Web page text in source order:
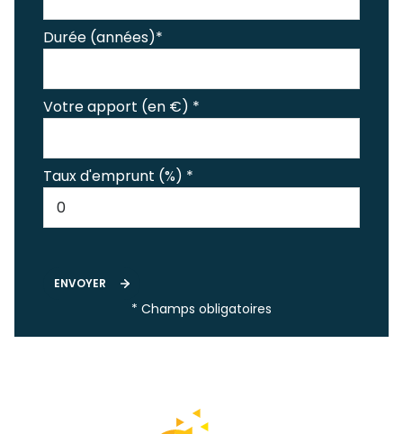
Durée (années)*
Votre apport (en €) *
Taux d'emprunt (%) *
ENVOYER
* Champs obligatoires